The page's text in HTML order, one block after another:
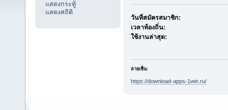
แสดงกระทู้
แสดงสถิติ
วันที่สมัครสมาชิก:
เวลาท้องถิ่น:
ใช้งานล่าสุด:
ลายเซ็น:
https://download-apps-1win.ru/